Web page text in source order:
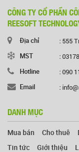
CÔNG TY CỔ PHẦN
REESOFT
Địa chỉ
: 555
MST
:
Hotline
: 090
Email
:
DANH MỤC
Mua bán Cho thuê
Tin tức
Giới thiệu